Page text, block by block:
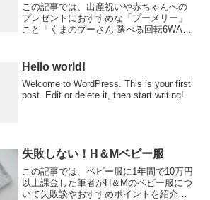
この記事では、出産祝いや赤ちゃんへの
プレゼントにおすすめな「プーメリー」
こと「くまのプーさん 選べる回転6WAY
ゃないかというくらい大人気の「プーメ
Hello world!
Welcome to WordPress. This is your first
post. Edit or delete it, then start writing!
失敗しない！H＆Mベビー服
この記事では、ベビー服に1年間で10万円
以上課金した筆者がH＆Mのベビー服につ
いて失敗談やおすすめポイントを紹介し